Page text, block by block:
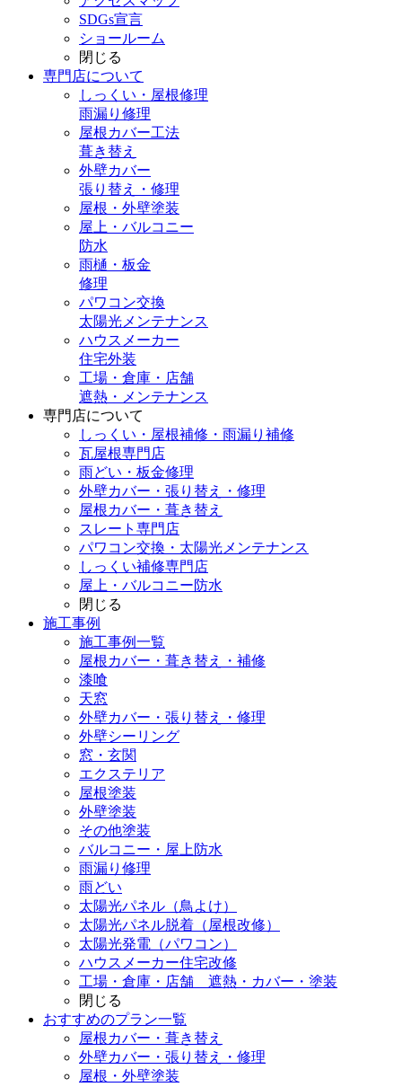
SDGs宣言
ショールーム
閉じる
専門店について
しっくい・屋根修理
雨漏り修理
屋根カバー工法
葺き替え
外壁カバー
張り替え・修理
屋根・外壁塗装
屋上・バルコニー
防水
雨樋・板金
修理
パワコン交換
太陽光メンテナンス
ハウスメーカー
住宅外装
工場・倉庫・店舗
遮熱・メンテナンス
専門店について
しっくい・屋根補修・雨漏り補修
瓦屋根専門店
雨どい・板金修理
外壁カバー・張り替え・修理
屋根カバー・葺き替え
スレート専門店
パワコン交換・太陽光メンテナンス
しっくい補修専門店
屋上・バルコニー防水
閉じる
施工事例
施工事例一覧
屋根カバー・葺き替え・補修
漆喰
天窓
外壁カバー・張り替え・修理
外壁シーリング
窓・玄関
エクステリア
屋根塗装
外壁塗装
その他塗装
バルコニー・屋上防水
雨漏り修理
雨どい
太陽光パネル（鳥よけ）
太陽光パネル脱着（屋根改修）
太陽光発電（パワコン）
ハウスメーカー住宅改修
工場・倉庫・店舗 遮熱・カバー・塗装
閉じる
おすすめのプラン一覧
屋根カバー・葺き替え
外壁カバー・張り替え・修理
屋根・外壁塗装